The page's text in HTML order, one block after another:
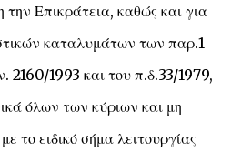
Επικράτεια, καθώς και για
καταλυμάτων των παρ.1
2160/1993 και του π.δ.33/1979,
όλων των κύριων και μη
το ειδικό σήμα λειτουργίας